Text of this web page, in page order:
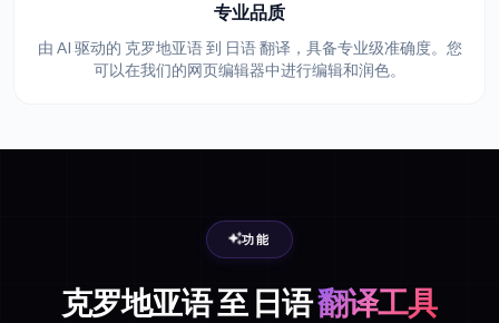
专业品质
由 AI 驱动的 克罗地亚语 到 日语 翻译，具备专业级准确度。您
可以在我们的网页编辑器中进行编辑和润色。
功能
克罗地亚语 至 日语翻译工具